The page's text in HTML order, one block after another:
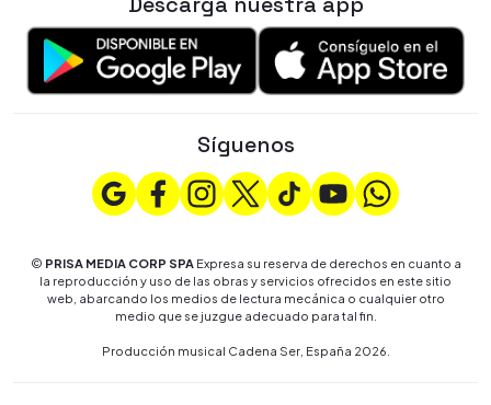
Síguenos
© PRISA MEDIA CORP SPAExpresa su reserva de derechos en cuanto a
la reproducción y uso de las obras y servicios ofrecidos en este sitio
web, abarcando los medios de lectura mecánica o cualquier otro
medio que se juzgue adecuado para tal fin.
Producción musical Cadena Ser, España 2026.